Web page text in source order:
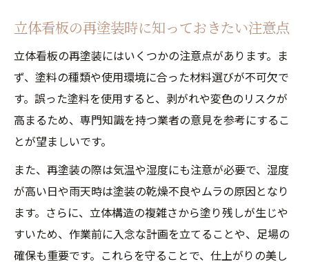
立体看板の再塗装時に知っておきたい注意点
立体看板の再塗装にはいくつかの注意点があります。ま
ず、塗料の種類や使用環境に合った材料選びが不可欠で
す。誤った塗料を使用すると、剥がれや変色のリスクが
高まるため、専門知識を持つ業者の意見を参考にするこ
とが望ましいです。
また、再塗装の際は気温や湿度にも注意が必要で、湿度
が高い日や雨天時は塗装の乾燥不良やムラの原因となり
ます。さらに、立体構造の複雑さから塗り残しが生じや
すいため、作業前に入念な計画を立てることや、足場の
確保も重要です。これらを守ることで、仕上がりの美し